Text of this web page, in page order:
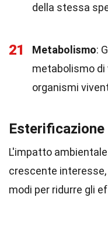
della stessa
21 Metabolismo:
metabolismo
organismi
Esterificazione
L'impatto
crescente
modi per ridurre gli